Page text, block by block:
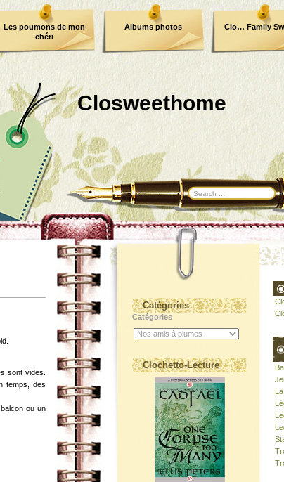
Closweethome
Les poumons de mon
chéri
Albums photos Clo… Family
sont vides.
temps, des
ou un
Catégories
Catégories
Clochetto-Lecture